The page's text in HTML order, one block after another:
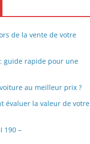
de la vente de votre
guide rapide pour une
au meilleur prix ?
évaluer la valeur de votre
190 –